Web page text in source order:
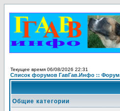
Текущее время 06/08/2026 22:31
Список форумов ГавГав.Инфо :: Форум
Общие категории